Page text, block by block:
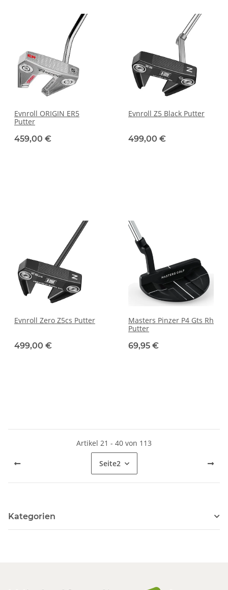
Evnroll ORIGIN ER5
Putter
459,00 €
Evnroll Z5 Black Putter
499,00 €
Evnroll Zero Z5cs Putter
499,00 €
Masters Pinzer P4 Gts Rh
Putter
69,95 €
Artikel 21 - 40 von 113
Seite2
Kategorien